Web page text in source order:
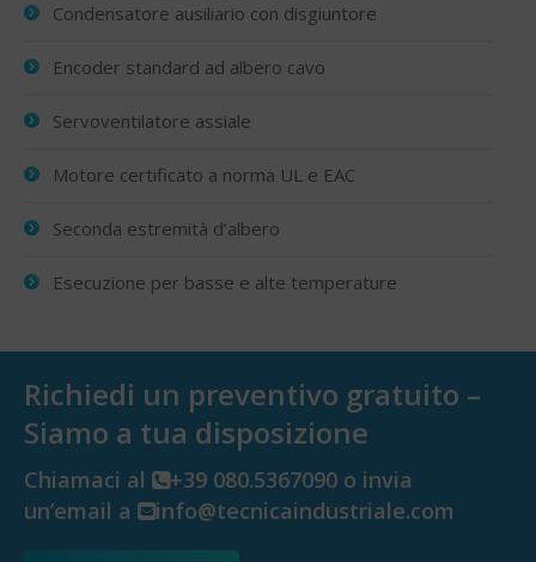
Condensatore ausiliario con disgiuntore
Encoder standard ad albero cavo
Servoventilatore assiale
Motore certificato a norma UL e EAC
Seconda estremità d’albero
Esecuzione per basse e alte temperature
Richiedi un preventivo gratuito –
Siamo a tua disposizione
Chiamaci al
+39 080.5367090 o invia
un’email a
info@tecnicaindustriale.com